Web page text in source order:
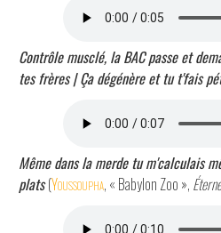
Contrôle musclé, la BAC passe et
tes frères | Ça dégénère et tu t'fais
Même dans la merde tu m'calculais
plats (Youssoupha, « Babylon Zoo »,